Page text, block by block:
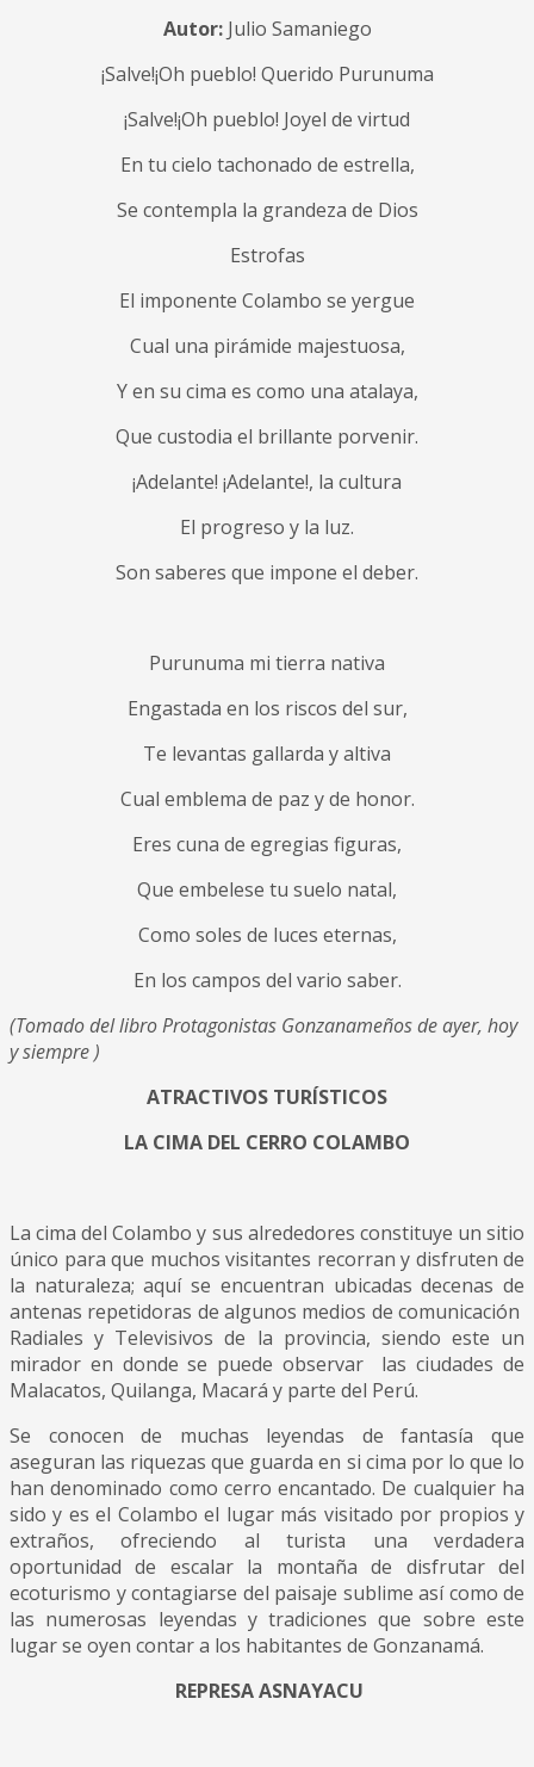
Autor:Julio Samaniego
¡Salve!¡Oh pueblo! Querido Purunuma
¡Salve!¡Oh pueblo! Joyel de virtud
En tu cielo tachonado de estrella,
Se contempla la grandeza de Dios
Estrofas
El imponente Colambo se yergue
Cual una pirámide majestuosa,
Y en su cima es como una atalaya,
Que custodia el brillante porvenir.
¡Adelante! ¡Adelante!, la cultura
El progreso y la luz.
Son saberes que impone el deber.
Purunuma mi tierra nativa
Engastada en los riscos del sur,
Te levantas gallarda y altiva
Cual emblema de paz y de honor.
Eres cuna de egregias figuras,
Que embelese tu suelo natal,
Como soles de luces eternas,
En los campos del vario saber.
(Tomado del libro Protagonistas Gonzanameños de ayer, hoy
y siempre )
ATRACTIVOS TURÍSTICOS
LA CIMA DEL CERRO COLAMBO
La cima del Colambo y sus alrededores constituye un sitio
único para que muchos visitantes recorran y disfruten de
la naturaleza; aquí se encuentran ubicadas decenas de
antenas repetidoras de algunos medios de comunicación
Radiales y Televisivos de la provincia, siendo este un
mirador en donde se puede observar las ciudades de
Malacatos, Quilanga, Macará y parte del Perú.
Se conocen de muchas leyendas de fantasía que
aseguran las riquezas que guarda en si cima por lo que lo
han denominado como cerro encantado. De cualquier ha
sido y es el Colambo el lugar más visitado por propios y
extraños, ofreciendo al turista una verdadera
oportunidad de escalar la montaña de disfrutar del
ecoturismo y contagiarse del paisaje sublime así como de
las numerosas leyendas y tradiciones que sobre este
lugar se oyen contar a los habitantes de Gonzanamá.
REPRESA ASNAYACU